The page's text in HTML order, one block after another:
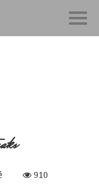
910